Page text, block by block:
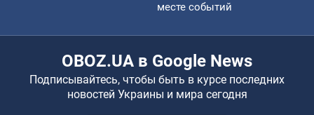
месте событий
OBOZ.UA в Google News
Подписывайтесь, чтобы быть в курсе последних
новостей Украины и мира сегодня